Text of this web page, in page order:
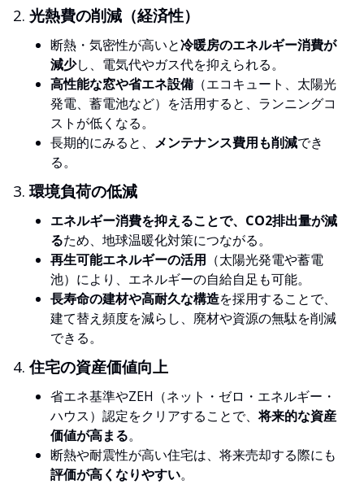
2. 光熱費の削減（経済性）
断熱・気密性が高いと冷暖房のエネルギー消費が
減少し、電気代やガス代を抑えられる。
高性能な窓や省エネ設備 （エコキュート、太陽光
発電、蓄電池など）を活用すると、ランニングコ
ストが低くなる。
長期的にみると、 メンテナンス費用も削減でき
る。
3. 環境負荷の低減
エネルギー消費を抑えることで、CO2排出量が減
るため、地球温暖化対策につながる。
再生可能エネルギーの活用 （太陽光発電や蓄電
池）により、エネルギーの自給自足も可能。
長寿命の建材や高耐久な構造を採用することで、
建て替え頻度を減らし、廃材や資源の無駄を削減
できる。
4. 住宅の資産価値向上
省エネ基準やZEH（ネット・ゼロ・エネルギー・
ハウス）認定をクリアすることで、将来的な資産
価値が高まる。
断熱や耐震性が高い住宅は、将来売却する際にも
評価が高くなりやすい。